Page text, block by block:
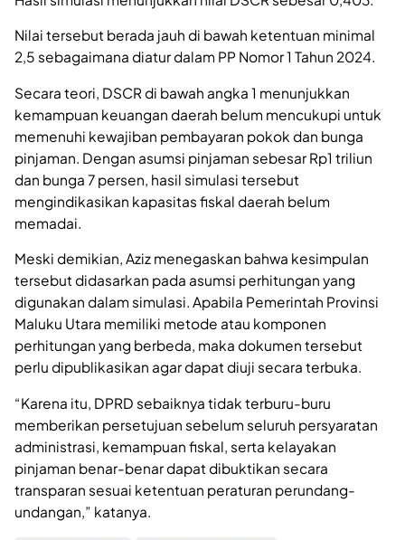
Nilai tersebut berada jauh di bawah ketentuan minimal
2,5 sebagaimana diatur dalam PP Nomor 1 Tahun 2024.
Secara teori, DSCR di bawah angka 1 menunjukkan
kemampuan keuangan daerah belum mencukupi untuk
memenuhi kewajiban pembayaran pokok dan bunga
pinjaman. Dengan asumsi pinjaman sebesar Rp1 triliun
dan bunga 7 persen, hasil simulasi tersebut
mengindikasikan kapasitas fiskal daerah belum
memadai.
Meski demikian, Aziz menegaskan bahwa kesimpulan
tersebut didasarkan pada asumsi perhitungan yang
digunakan dalam simulasi. Apabila Pemerintah Provinsi
Maluku Utara memiliki metode atau komponen
perhitungan yang berbeda, maka dokumen tersebut
perlu dipublikasikan agar dapat diuji secara terbuka.
“Karena itu, DPRD sebaiknya tidak terburu-buru
memberikan persetujuan sebelum seluruh persyaratan
administrasi, kemampuan fiskal, serta kelayakan
pinjaman benar-benar dapat dibuktikan secara
transparan sesuai ketentuan peraturan perundang-
undangan,” katanya.